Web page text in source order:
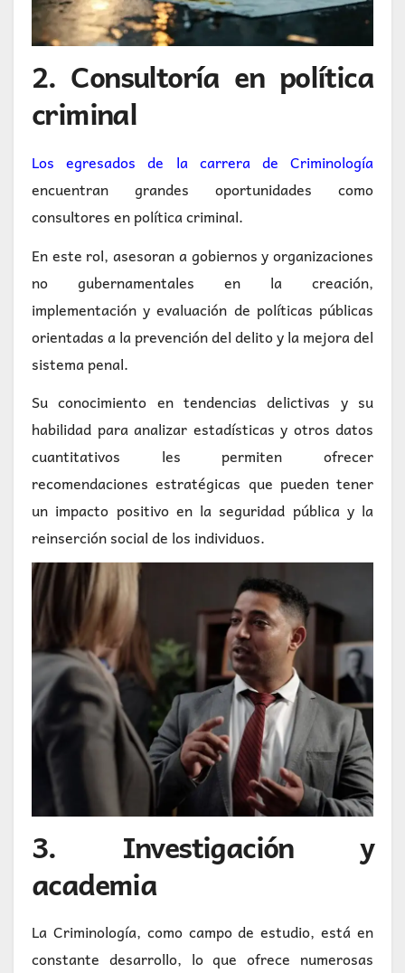
2. Consultoría en política
criminal
Los egresados de la carrera de Criminología
encuentran grandes oportunidades como
consultores en política criminal.
En este rol, asesoran a gobiernos y organizaciones
no gubernamentales en la creación,
implementación y evaluación de políticas públicas
orientadas a la prevención del delito y la mejora del
sistema penal.
Su conocimiento en tendencias delictivas y su
habilidad para analizar estadísticas y otros datos
cuantitativos les permiten ofrecer
recomendaciones estratégicas que pueden tener
un impacto positivo en la seguridad pública y la
reinserción social de los individuos.
3. Investigación y
academia
La Criminología, como campo de estudio, está en
constante desarrollo, lo que ofrece numerosas